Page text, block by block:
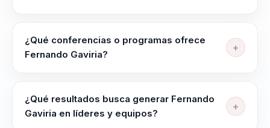
Transformacional, Neurociencia Aplicada, Innovación
en Liderazgo, Cohesión de Equipos, Comportamiento
¿Qué conferencias o programas ofrece
Fernando Gaviria?
Aplicada al Liderazgo y la Toma de Decisiones",
"Transformación del Rendimiento Deportivo al
¿Qué resultados busca generar Fernando
Gaviria en líderes y equipos?